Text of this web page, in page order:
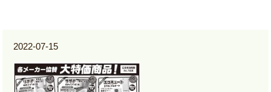
2022-07-15